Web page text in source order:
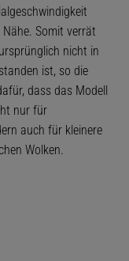
Somit verrät
nicht in
ist, so die
dass das Modell
nur für
auch für kleinere
Wolken.